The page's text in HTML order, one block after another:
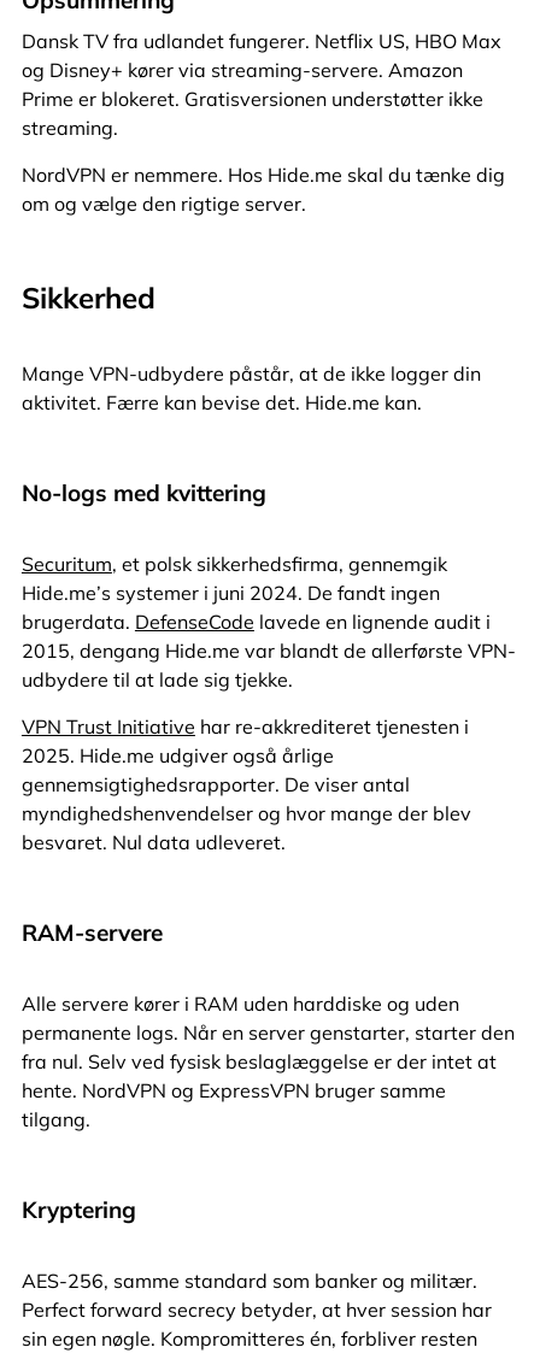
Dansk TV fra udlandet fungerer. Netflix US, HBO Max
og Disney+ kører via streaming-servere. Amazon
Prime er blokeret. Gratisversionen understøtter ikke
streaming.
NordVPN er nemmere. Hos Hide.me skal du tænke dig
om og vælge den rigtige server.
Sikkerhed
Mange VPN-udbydere påstår, at de ikke logger din
aktivitet. Færre kan bevise det. Hide.me kan.
No-logs med kvittering
Securitum, et polsk sikkerhedsfirma, gennemgik
Hide.me’s systemer i juni 2024. De fandt ingen
brugerdata. DefenseCode lavede en lignende audit i
2015, dengang Hide.me var blandt de allerførste VPN-
udbydere til at lade sig tjekke.
VPN Trust Initiative har re-akkrediteret tjenesten i
2025. Hide.me udgiver også årlige
gennemsigtighedsrapporter. De viser antal
myndighedshenvendelser og hvor mange der blev
besvaret. Nul data udleveret.
RAM-servere
Alle servere kører i RAM uden harddiske og uden
permanente logs. Når en server genstarter, starter den
fra nul. Selv ved fysisk beslaglæggelse er der intet at
hente. NordVPN og ExpressVPN bruger samme
tilgang.
Kryptering
AES-256, samme standard som banker og militær.
Perfect forward secrecy betyder, at hver session har
sin egen nøgle. Kompromitteres én, forbliver resten